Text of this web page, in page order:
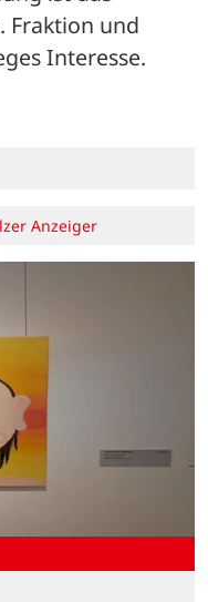
Fraktion und
Interesse.
Anzeiger